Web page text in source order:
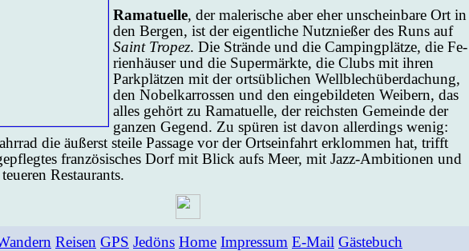
Ra­ma­tu­el­le, der ma­le­ri­sche aber eher un­schein­ba­re Ort in
den Ber­gen, ist der ei­gent­li­che Nutz­nie­ßer des Runs auf
Saint Tro­pez. Die Strän­de und die Cam­ping­plät­ze, die Fe­
ri­en­häu­ser und die Su­per­märk­te, die Clubs mit ih­ren
Park­plät­zen mit der orts­üb­li­chen Well­blech­über­da­chung,
den No­bel­kar­ros­sen und den ein­ge­bil­de­ten Wei­bern, das
al­les ge­hört zu Ra­ma­tu­el­le, der reichs­ten Ge­mein­de der
gan­zen Ge­gend. Zu spü­ren ist da­von al­ler­dings we­nig:
die äu­ßerst stei­le Pas­sa­ge vor der Ort­sein­fahrt er­klom­men hat, trifft
fran­zö­si­sches Dorf mit Blick aufs Meer, mit Jazz-Ambi­tio­nen und
Re­stau­rants.
Reisen GPS Jedöns Home Impressum E-Mail Gästebuch